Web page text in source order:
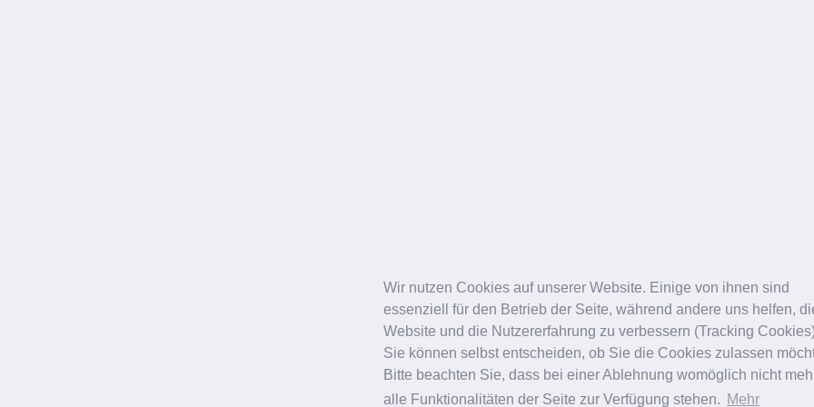
Wir nutzen Cookies auf unserer Website. Einige von ihnen sind
essenziell für den Betrieb der Seite, während andere uns helfen,
Website und die Nutzererfahrung zu verbessern (Tracking
Sie können selbst entscheiden, ob Sie die Cookies zulassen
Bitte beachten Sie, dass bei einer Ablehnung womöglich nicht
alle Funktionalitäten der Seite zur Verfügung stehen. Mehr